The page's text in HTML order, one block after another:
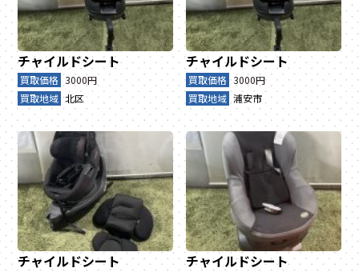
チャイルドシート
買取価格 3000円
買取地域 北区
チャイルドシート
買取価格 3000円
買取地域 浦安市
チャイルドシート チャイルドシート